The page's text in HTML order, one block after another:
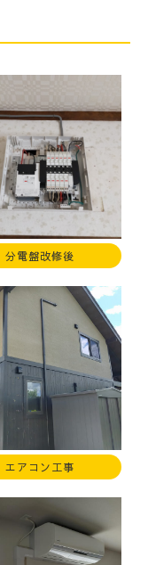
分電盤改修後
エアコン工事